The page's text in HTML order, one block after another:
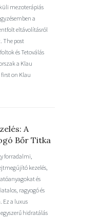
mezoterápiás
a
eltávolításról
The post
és Tetoválás
a Klau
on Klau
A
Bőr Titka
forradalmi,
kezelés,
és
ragyogó és
Ez a luxus
hidratálás